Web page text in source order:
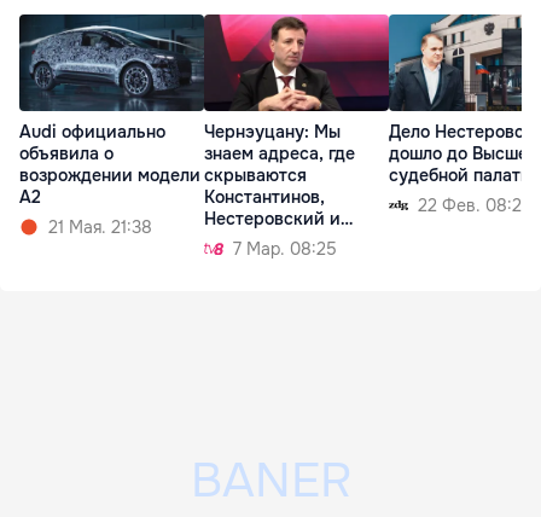
Audi официально
объявила о
возрождении модели
A2
21 Мая. 21:38
Чернэуцану: Мы
знаем адреса, где
скрываются
Константинов,
Нестеровский и
Лозован
7 Мар. 08:25
Дело
дошло до Высшей
судебной палаты
22 Фев. 08:25